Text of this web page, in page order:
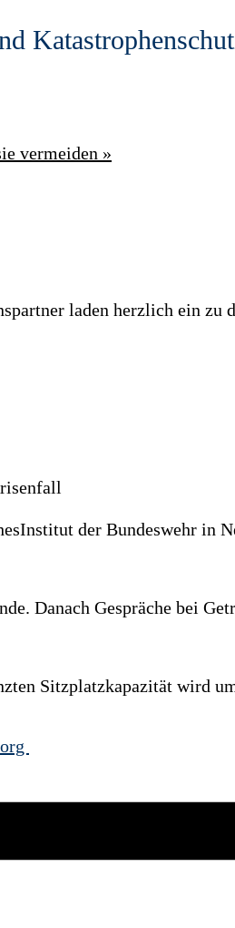
vermeiden »
laden herzlich ein zu
der Bundeswehr in
Danach Gespräche bei
Sitzplatzkapazität wird